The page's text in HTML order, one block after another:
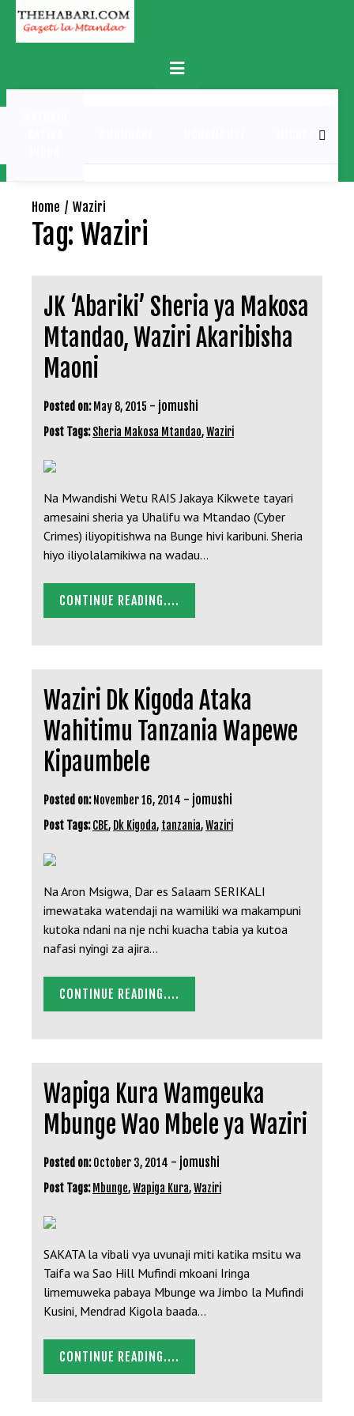
Skip
content
Primary
Menu
MICHEZO
Home Waziri
Tag: Waziri
JK ‘Abariki’ Sheria ya Makosa
Mtandao, Waziri Akaribisha
Maoni
Posted on: May 8, 2015 - jomushi
Post Tags:Sheria Makosa Mtandao,Waziri
Na Mwandishi Wetu RAIS Jakaya Kikwete tayari
amesaini sheria ya Uhalifu wa Mtandao (Cyber
Crimes) iliyopitishwa na Bunge hivi karibuni. Sheria
hiyo iliyolalamikiwa na wadau…
CONTINUE READING....
Waziri Dk Kigoda Ataka
Wahitimu Tanzania Wapewe
Kipaumbele
Posted on: November 16, 2014 - jomushi
Post Tags:CBE, Dk Kigoda, tanzania,Waziri
Na Aron Msigwa, Dar es Salaam SERIKALI
imewataka watendaji na wamiliki wa makampuni
kutoka ndani na nje nchi kuacha tabia ya kutoa
nafasi nyingi za ajira…
CONTINUE READING....
Wapiga Kura Wamgeuka
Mbunge Wao Mbele ya Waziri
Posted on: October 3, 2014 - jomushi
Post Tags: Mbunge,Wapiga Kura,Waziri
SAKATA la vibali vya uvunaji miti katika msitu wa
Taifa wa Sao Hill Mufindi mkoani Iringa
limemuweka pabaya Mbunge wa Jimbo la Mufindi
Kusini, Mendrad Kigola baada…
CONTINUE READING....